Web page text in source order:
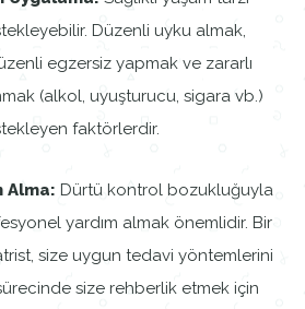
Düzenli uyku almak,
egzersiz yapmak ve zararlı
(alkol, uyuşturucu, sigara vb.)
faktörlerdir.
Alma: Dürtü kontrol bozukluğuyla
yardım almak önemlidir. Bir
size uygun tedavi yöntemlerini
size rehberlik etmek için